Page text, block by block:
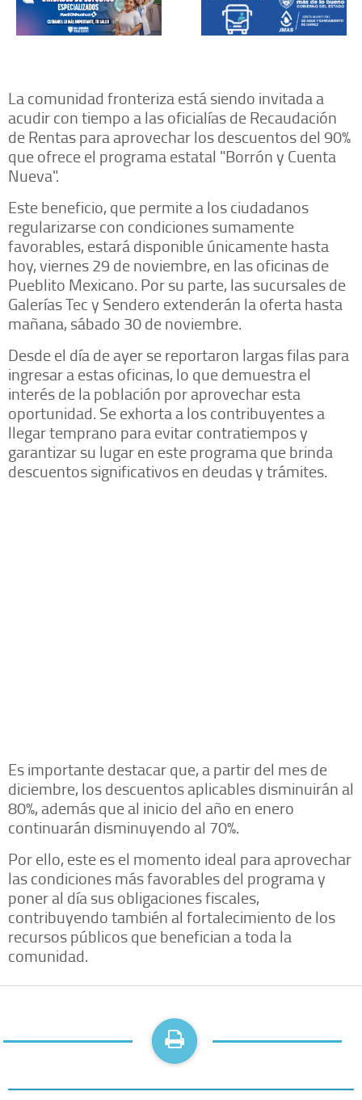
La comunidad fronteriza está siendo invitada a
acudir con tiempo a las oficialías de Recaudación
de Rentas para aprovechar los descuentos del 90%
que ofrece el programa estatal "Borrón y Cuenta
Nueva".
Este beneficio, que permite a los ciudadanos
regularizarse con condiciones sumamente
favorables, estará disponible únicamente hasta
hoy, viernes 29 de noviembre, en las oficinas de
Pueblito Mexicano. Por su parte, las sucursales de
Galerías Tec y Sendero extenderán la oferta hasta
mañana, sábado 30 de noviembre.
Desde el día de ayer se reportaron largas filas para
ingresar a estas oficinas, lo que demuestra el
interés de la población por aprovechar esta
oportunidad. Se exhorta a los contribuyentes a
llegar temprano para evitar contratiempos y
garantizar su lugar en este programa que brinda
descuentos significativos en deudas y trámites.
Es importante destacar que, a partir del mes de
diciembre, los descuentos aplicables disminuirán al
80%, además que al inicio del año en enero
continuarán disminuyendo al 70%.
Por ello, este es el momento ideal para aprovechar
las condiciones más favorables del programa y
poner al día sus obligaciones fiscales,
contribuyendo también al fortalecimiento de los
recursos públicos que benefician a toda la
comunidad.